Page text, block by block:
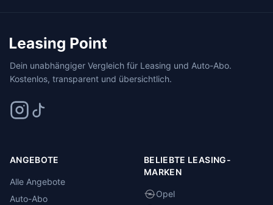
Dein unabhängiger Vergleich für Leasing und Auto-Abo.
Kostenlos, transparent und übersichtlich.
ANGEBOTE
Alle Angebote
Auto-Abo
BELIEBTE LEASING-
MARKEN
Opel